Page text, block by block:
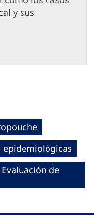
y sus
epidemiológicas
de